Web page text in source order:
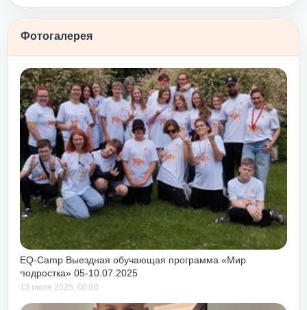
дает
их
и потому,
после
и принятию
и принятие
для
или после
чуть с
тоже учит
так и
Фотогалерея
EQ-Camp Выездная обучающая программа «Мир
подростка» 05-10.07.2025
13 июля 2025, 00:00